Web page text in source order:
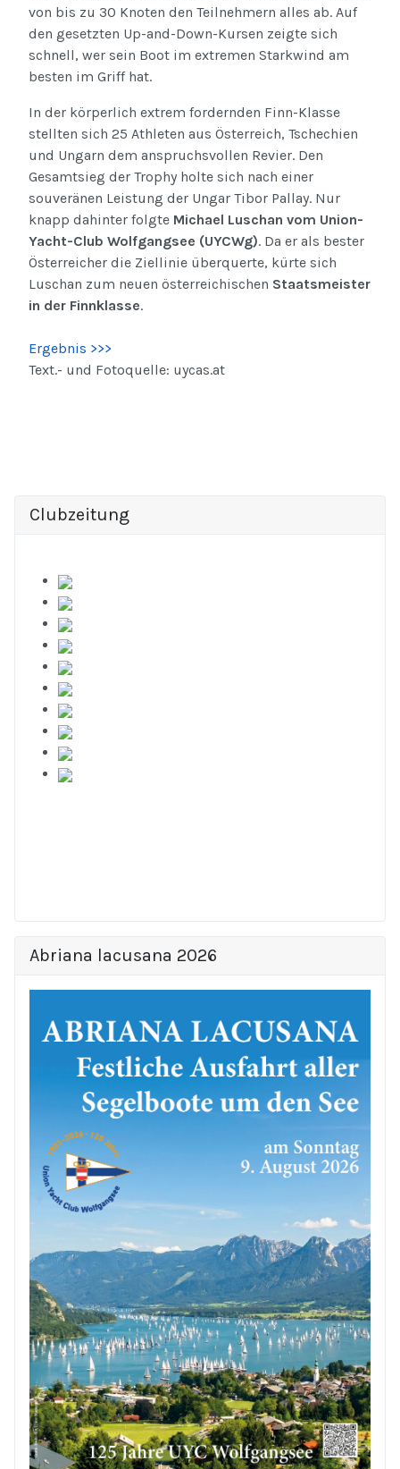
von bis zu 30 Knoten den Teilnehmern alles ab. Auf
den gesetzten Up-and-Down-Kursen zeigte sich
schnell, wer sein Boot im extremen Starkwind am
besten im Griff hat.
In der körperlich extrem fordernden Finn-Klasse
stellten sich 25 Athleten aus Österreich, Tschechien
und Ungarn dem anspruchsvollen Revier. Den
Gesamtsieg der Trophy holte sich nach einer
souveränen Leistung der Ungar Tibor Pallay. Nur
knapp dahinter folgte Michael Luschan vom Union-
Yacht-Club Wolfgangsee (UYCWg). Da er als bester
Österreicher die Ziellinie überquerte, kürte sich
Luschan zum neuen österreichischen Staatsmeister
in der Finnklasse.
Ergebnis >>>
Text.- und Fotoquelle: uycas.at
Clubzeitung
Abriana lacusana 2026